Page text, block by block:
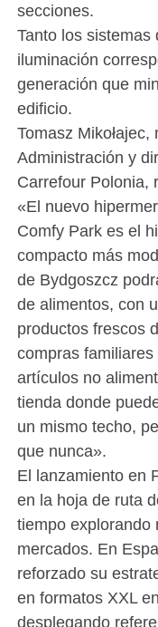
secciones.
Tanto los sistemas
iluminación
generación que
edificio.
Tomasz
Administración y
Carrefour Polonia,
«El nuevo
Comfy Park es el
compacto más
de Bydgoszcz
de alimentos, con
productos frescos
compras
artículos no
tienda donde
un mismo techo,
que nunca».
El lanzamiento en
en la hoja de ruta
tiempo explorando
mercados. En
reforzado su
en formatos XXL
desplegando